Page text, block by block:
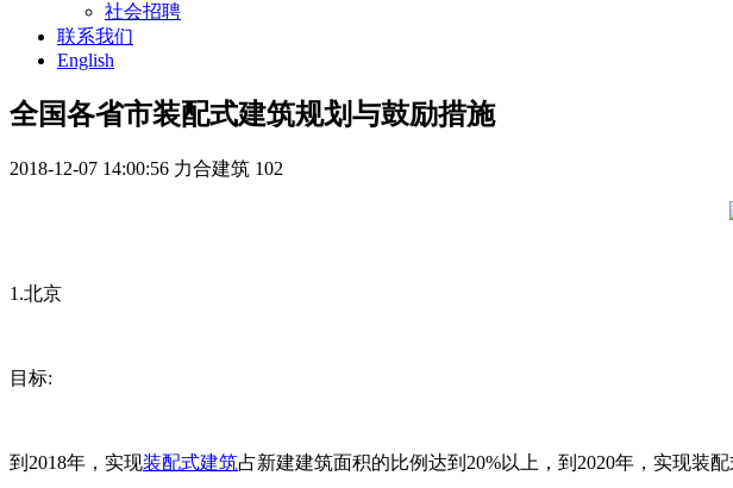
社会招聘
联系我们
English
全国各省市装配式建筑规划与鼓励措施
2018-12-07 14:00:56 力合建筑 102
1.北京
目标:
到2018年，实现装配式建筑占新建建筑面积的比例达到20%以上，到2020年，实现装